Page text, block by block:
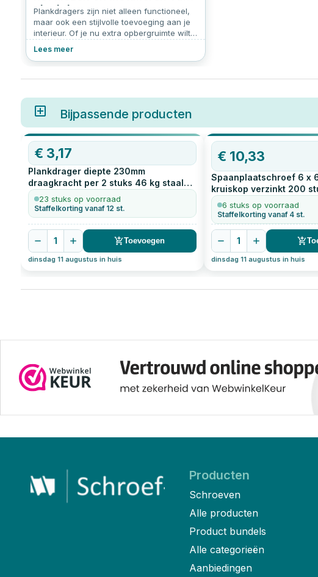
plankdragers
Plankdragers zijn niet alleen functioneel,
maar ook een stijlvolle toevoeging aan je
interieur. Of je nu extra opbergruimte wilt
toevoegen, de juiste plankdragers maken
hoeveel plankdragers je nodig hebt, hoe
schroeven je het beste kunt gebruiken, en
meer. Ontdek handige tips voor het kiezen
en installeren van plankdragers, inclusief
zwarte plankdragers en hun
gewichtscapaciteit.
Lees meer
Bijpassende producten
€ 3,17
Plankdrager diepte 230mm
draagkracht per 2 stuks 46 kg staal
geperst zwart
stuks
23 stuks op voorraad
Staffelkorting vanaf 12 st.
1 Toevoegen
dinsdag 11 augustus in huis
€ 10,33
Spaanplaatschroef 6 x
kruiskop verzinkt 200
6 stuks op voorraad
Staffelkorting vanaf 4 st.
1
dinsdag 11 augustus in huis
Producten
Schroeven
Alle producten
Product bundels
Alle categorieën
Aanbiedingen